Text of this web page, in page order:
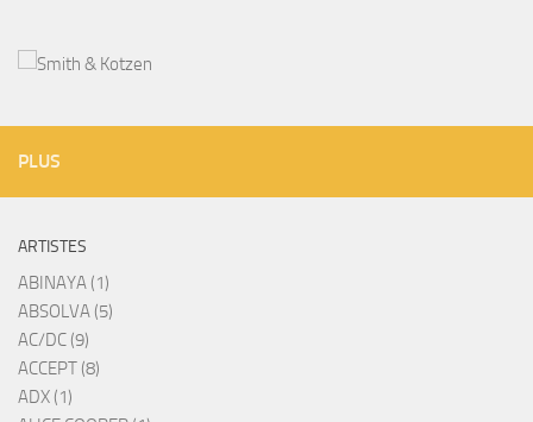
PLUS
ARTISTES
ABINAYA (1)
ABSOLVA (5)
AC/DC (9)
ACCEPT (8)
ADX (1)